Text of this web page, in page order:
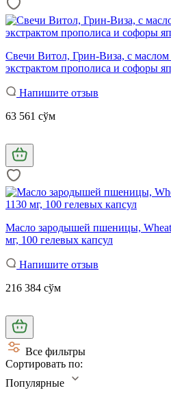
Свечи Витол, Грин-Виза, с
экстрактом прополиса и софоры
Напишите отзыв
63 561 сўм
Масло зародышей пшеницы,
мг, 100 гелевых капсул
Напишите отзыв
216 384 сўм
Все фильтры
Сортировать по:
Популярные